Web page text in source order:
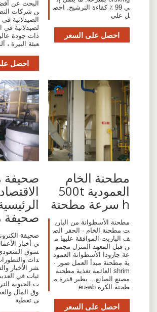
ى 99 ٪ كفاءة الترشيح. احص
ل على
احصل على السعر
البحث عن
ن شركات
الصيدلانية في
لصيدلانية في
ذات جودة
عبئة البيرة ،
احصل
مطحنة الخام
العمودية 500t
h سرعة مطحنة
مطحنة الأسطوانة من الباري
ت مطحنة الخام · الحفر الص
ف الباريت الموافقة عليها م
ن قبل المعهد المنزل مجمو
عة جارودا الأسطوانة العمود
ية مطحنة مبدأ العمل صور ·
shrim العائمة تغذية مطحنة
مصنع الصانع... يطير قدرة م
طحنة الكرة eu-wb
احصل على السعر
صحيفة
صحيفة
صحيفة
ي أخبار
سوق السعودي
داث
شر الأخبار
ئيات في
ت الحيوية
وق المال
ى تغطية